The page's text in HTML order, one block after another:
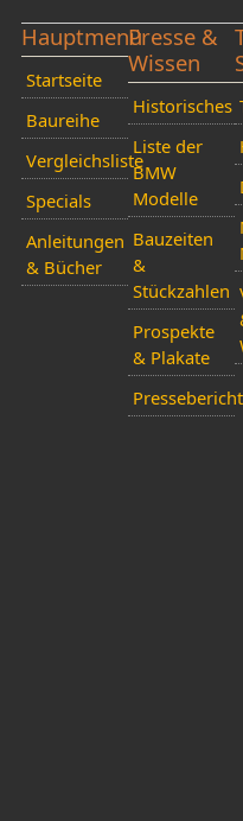
Hauptmenü
Startseite
Baureihe
Vergleichsliste
Specials
Anleitungen
& Bücher
Presse &
Wissen
Historisches
Liste der
BMW
Modelle
Bauzeiten
&
Stückzahlen
Prospekte
& Plakate